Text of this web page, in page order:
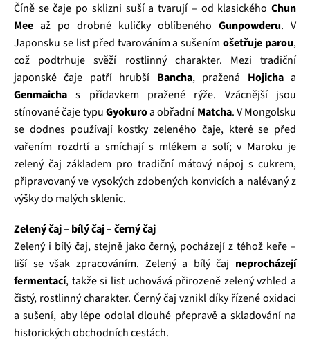
Číně se čaje po sklizni suší a tvarují – od klasického Chun
Mee až po drobné kuličky oblíbeného Gunpowderu. V
Japonsku se list před tvarováním a sušenímošetřuje parou,
což podtrhuje svěží rostlinný charakter. Mezi tradiční
japonské čaje patří hrubší Bancha, pražená Hojichaa
Genmaicha s přídavkem pražené rýže. Vzácnější jsou
stínované čaje typuGyokuroa obřadní Matcha. V Mongolsku
se dodnes používají kostky zeleného čaje, které se před
vařením rozdrtí a smíchají s mlékem a solí; v Maroku je
zelený čaj základem pro tradiční mátový nápoj s cukrem,
připravovaný ve vysokých zdobených konvicích a nalévaný z
výšky do malých sklenic.
Zelený čaj – bílý čaj – černý čaj
Zelený i bílý čaj, stejně jako černý, pocházejí z téhož keře –
liší se však zpracováním. Zelený a bílý čaj neprocházejí
fermentací, takže si list uchovává přirozeně zelený vzhled a
čistý, rostlinný charakter. Černý čaj vznikl díky řízené oxidaci
a sušení, aby lépe odolal dlouhé přepravě a skladování na
historických obchodních cestách.